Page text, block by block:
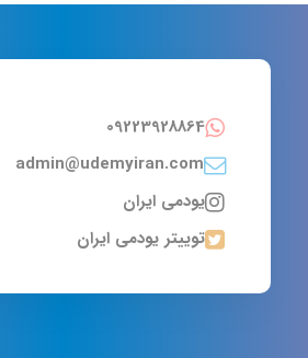
09223928864
admin@udemyiran.com
یودمی ایران
توییتر یودمی ایران